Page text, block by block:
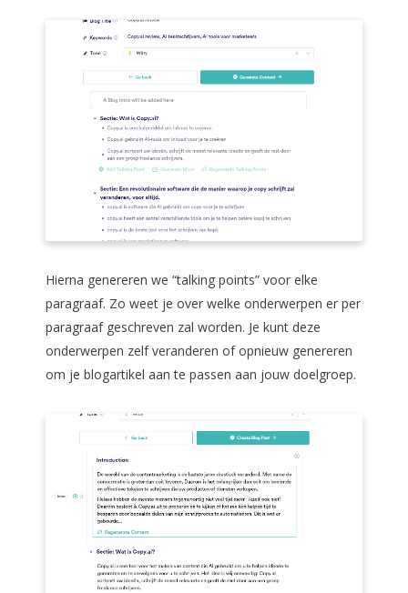
Hierna genereren we “talking points” voor elke
paragraaf. Zo weet je over welke onderwerpen er per
paragraaf geschreven zal worden. Je kunt deze
onderwerpen zelf veranderen of opnieuw genereren
om je blogartikel aan te passen aan jouw doelgroep.